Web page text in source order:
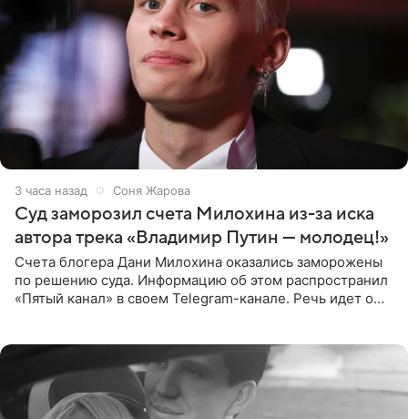
3 часа назад Соня Жарова
Суд заморозил счета Милохина из-за иска
автора трека «Владимир Путин — молодец!»
Счета блогера Дани Милохина оказались заморожены
по решению суда. Информацию об этом распространил
«Пятый канал» в своем Telegram-канале. Речь идет о